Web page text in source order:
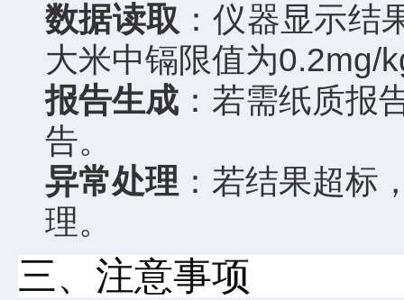
数据读取 ：仪器显示
大米中镉限值为0.2mg/
报告生成 ：若需纸质报
告。
异常处理 ：若结果超标
理。
三、注意事项